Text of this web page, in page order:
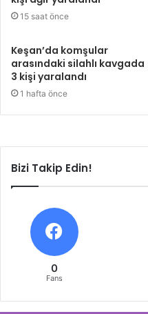
15 saat önce
Keşan’da komşular
arasındaki silahlı kavgada
3 kişi yaralandı
1 hafta önce
Bizi Takip Edin!
0
Fans